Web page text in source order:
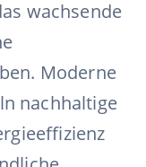
wachsende
Moderne
nachhaltige